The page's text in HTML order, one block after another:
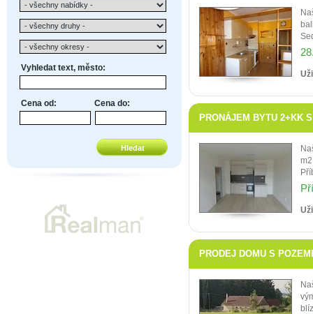
Vyhledat text, město:
Cena od: Cena do:
PRONÁJEM BYTU 2+KK
PRODEJ DOMU S